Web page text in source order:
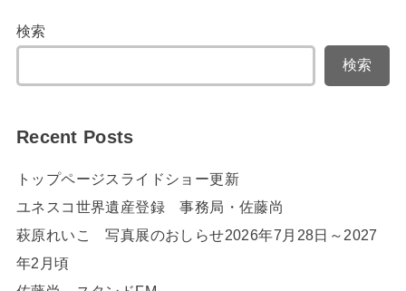
検索
検索
Recent Posts
トップページスライドショー更新
ユネスコ世界遺産登録 事務局・佐藤尚
萩原れいこ 写真展のおしらせ2026年7月28日～2027
年2月頃